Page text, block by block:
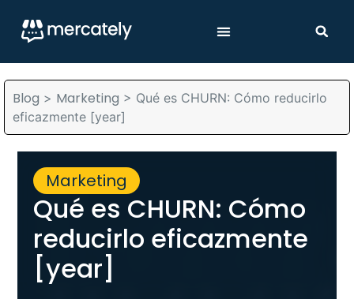
Blog > Marketing > Qué es CHURN: Cómo reducirlo
eficazmente [year]
Marketing
Qué es CHURN: Cómo
reducirlo eficazmente
[year]